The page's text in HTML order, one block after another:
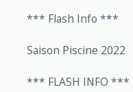
*** Flash Info ***
Saison Piscine 2022
*** FLASH INFO ***